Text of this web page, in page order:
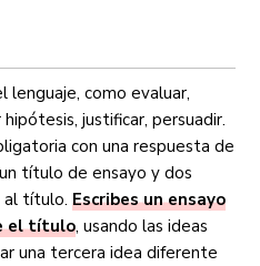
lenguaje, como evaluar,
justificar, persuadir.
con una respuesta de
título de ensayo y dos
al título.Escribes un ensayo
el título, usando las ideas
una tercera idea diferente